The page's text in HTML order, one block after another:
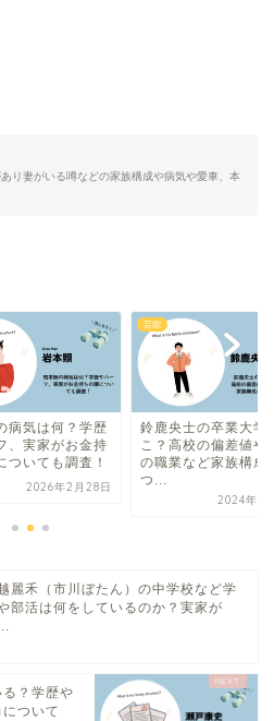
り妻がいる噂などの家族構成や病気や愛車、本
の卒業大学はど
の偏差値や父親
ど家族構成に
芸能
蓮佛美沙子の妹は蓮
沙子？鳥取のどこ出
のかや家族構成や本
名、...
2025年11
麗禾（市川ぼたん）の中学校など学
部活は何をしているのか？実家が
？学歴や
ついて